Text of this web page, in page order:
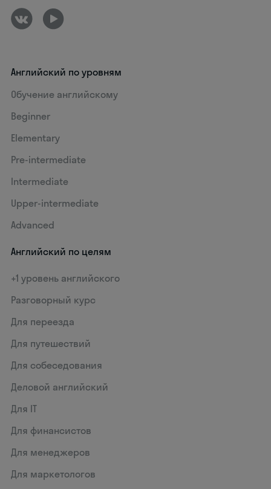
Английский по уровням
Обучение английскому
Beginner
Elementary
Pre-intermediate
Intermediate
Upper-intermediate
Advanced
Английский по целям
+1 уровень английского
Разговорный курс
Для переезда
Для путешествий
Для собеседования
Деловой английский
Для IT
Для финансистов
Для менеджеров
Для маркетологов